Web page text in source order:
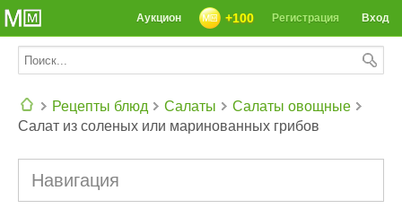
Вход
Регистрация
+100
Аукцион
Рецепты блюд Салаты
Салаты овощные
Салат из соленых или маринованных грибов
Навигация